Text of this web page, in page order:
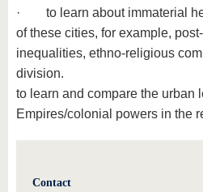
· to learn about immaterial
of these cities, for example,
inequalities, ethno-religious
division.
to learn and compare the urban
Empires/colonial powers in the
Contact